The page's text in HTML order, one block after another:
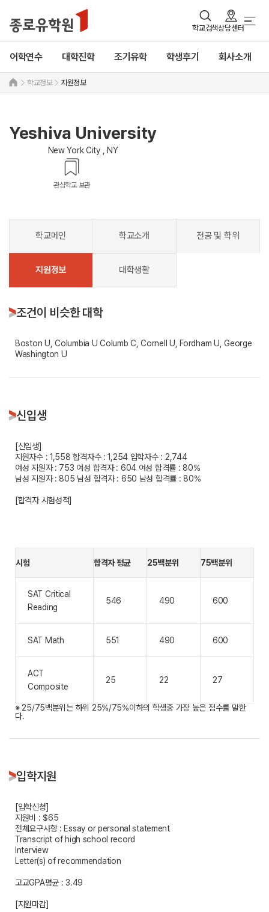
학교검색상담센터
어학연수 대학진학 조기유학 학생후기 회사소개
학교정보 지원정보
Yeshiva University
New York City , NY
관심학교 보관
학교메인 학교소개 전공 및 학위
지원정보 대학생활
조건이 비슷한 대학
Boston U, Columbia U Columb C, Cornell U, Fordham U, George
Washington U
신입생
[신입생]
지원자수 : 1,558 합격자수 : 1,254 입학자수 : 2,744
여성 지원자 : 753 여성 합격자 : 604 여성 합격률 : 80%
남성 지원자 : 805 남성 합격자 : 650 남성 합격률 : 80%
[합격자 시험성적]
시험 합격자 평균 25백분위 75백분위
SAT Critical
Reading
546 490 600
SAT Math 551 490 600
ACT
Composite
25 22 27
※ 25/75백분위는 하위 25%/75%이하의 학생중 가장 높은 점수를 말한
다.
입학지원
[입학신청]
지원비 : $65
전체요구사항 : Essay or personal statement
Transcript of high school record
Interview
Letter(s) of recommendation
고교GPA평균 : 3.49
[지원마감]